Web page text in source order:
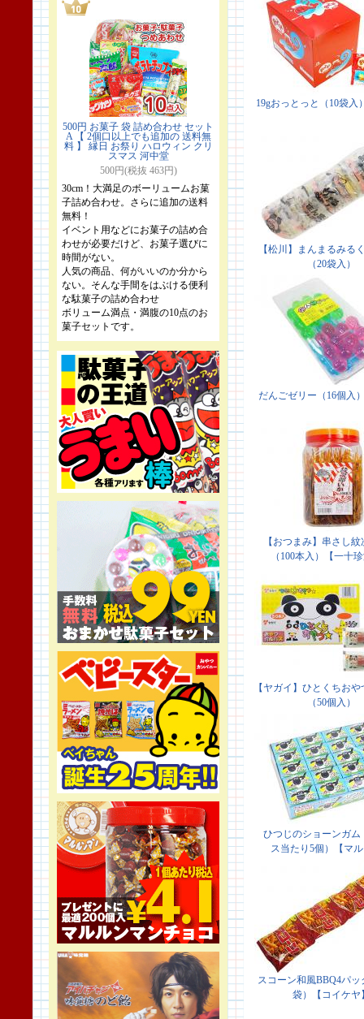
500円 お菓子 袋 詰め合わせ セット
A 【 2個口以上でも追加の 送料無
料 】 縁日 お祭り ハロウィン クリ
スマス 河中堂
500円(税抜 463円)
30cm！大満足のボーリュームお菓
子詰め合わせ。さらに追加の送料
無料！
イベント用などにお菓子の詰め合
わせが必要だけど、お菓子選びに
時間がない。
人気の商品、何がいいのか分から
ない。そんな手間をはぶける便利
な駄菓子の詰め合わせ
ボリューム満点・満腹の10点のお
菓子セットです。